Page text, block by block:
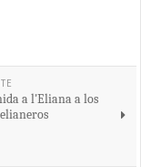
a l'Eliana a los